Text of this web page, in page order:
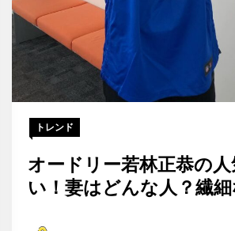
トレンド
オードリー若林正恭の
い！妻はどんな人？繊細